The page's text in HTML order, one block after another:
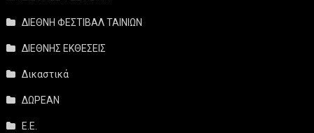
ΔΙΕΘΝΗ ΦΕΣΤΙΒΑΛ ΤΑΙΝΙΩΝ
ΔΙΕΘΝΗΣ ΕΚΘΕΣΕΙΣ
Δικαστικά
ΔΩΡΕΑΝ
Ε.Ε.